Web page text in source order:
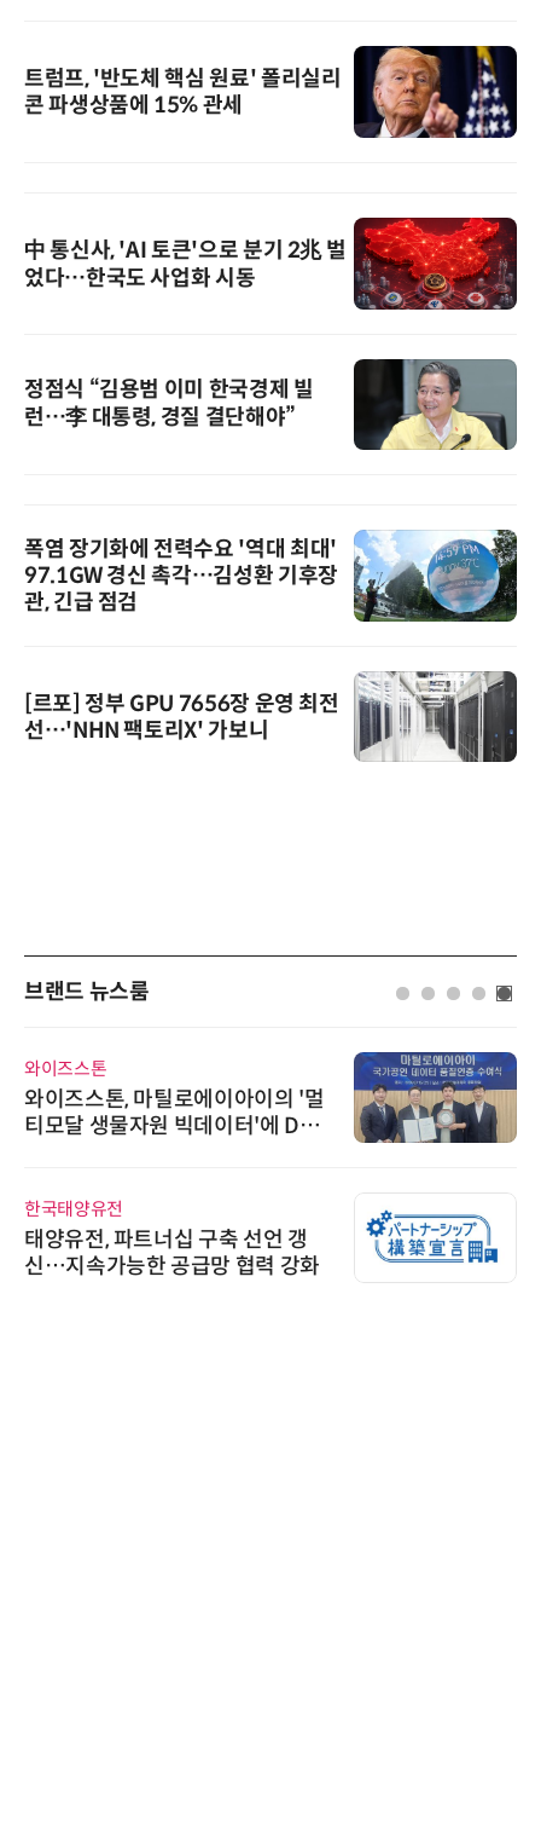
트럼프, '반도체 핵심 원료' 폴리실리
콘 파생상품에 15% 관세
中 통신사, 'AI 토큰'으로 분기 2兆 벌
었다…한국도 사업화 시동
정점식 “김용범 이미 한국경제 빌
런…李 대통령, 경질 결단해야”
폭염 장기화에 전력수요 '역대 최대'
97.1GW 경신 촉각…김성환 기후장
관, 긴급 점검
[르포] 정부 GPU 7656장 운영 최전
선…'NHN 팩토리X' 가보니
브랜드 뉴스룸
와이즈스톤
와이즈스톤, 마틸로에이아이의 '멀
티모달 생물자원 빅데이터'에 DQ
한국태양유전
태양유전, 파트너십 구축 선언 갱
신…지속가능한 공급망 협력 강화